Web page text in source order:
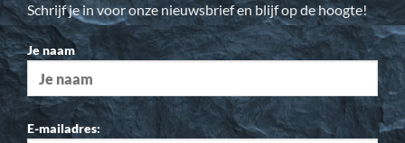
Schrijf je in voor onze nieuwsbrief en blijf op de hoogte!
Je naam
E-mailadres: